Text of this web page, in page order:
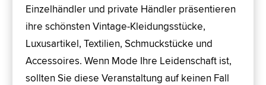
Einzelhändler und private Händler präsentieren
ihre schönsten Vintage-Kleidungsstücke,
Luxusartikel, Textilien, Schmuckstücke und
Accessoires. Wenn Mode Ihre Leidenschaft ist,
sollten Sie diese Veranstaltung auf keinen Fall